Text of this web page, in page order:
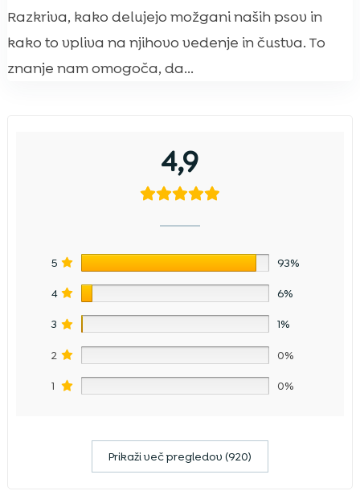
Razkriva, kako delujejo možgani naših psov in
kako to vpliva na njihovo vedenje in čustva. To
znanje nam omogoča, da...
4,9
5 93%
4 6%
3 1%
2 0%
1 0%
Prikaži več pregledov (920)